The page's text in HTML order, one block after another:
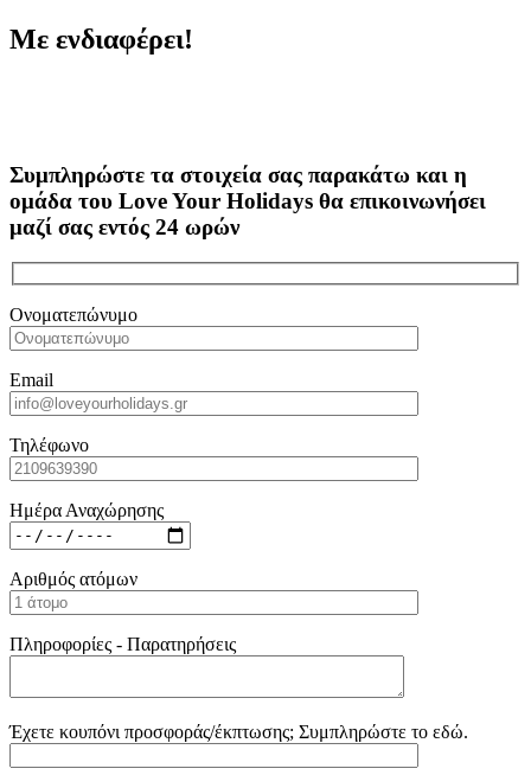
Με ενδιαφέρει!
Συμπληρώστε τα στοιχεία σας παρακάτω και η
ομάδα του Love Your Holidays θα επικοινωνήσει
μαζί σας εντός 24 ωρών
Ονοματεπώνυμο
Email
Τηλέφωνο
Ημέρα Αναχώρησης
Αριθμός ατόμων
Πληροφορίες - Παρατηρήσεις
Έχετε κουπόνι προσφοράς/έκπτωσης; Συμπληρώστε το εδώ.